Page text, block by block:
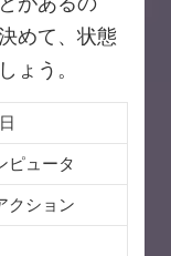
めて、状態
ょう。
ピュータ
クション